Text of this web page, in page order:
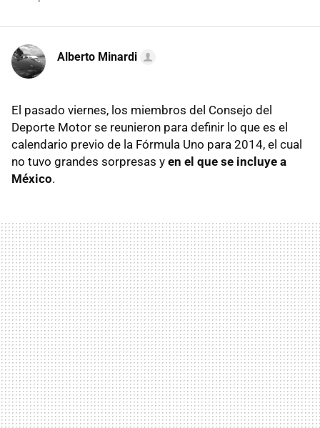
Alberto Minardi
El pasado viernes, los miembros del Consejo del
Deporte Motor se reunieron para definir lo que es el
calendario previo de la Fórmula Uno para 2014, el cual
no tuvo grandes sorpresas y en el que se incluye a
México.